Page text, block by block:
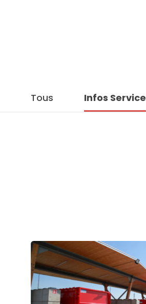
Tous Infos Service